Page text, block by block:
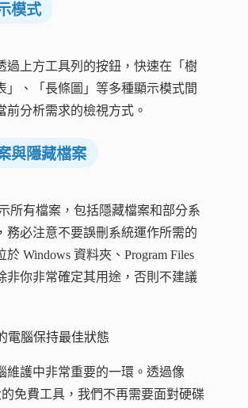
模式
過上方工具列的按鈕，快速在「樹
」、「長條圖」等多種顯示模式間
前分析需求的檢視方式。
與隱藏檔案
所有檔案，包括隱藏檔案和部分系
務必注意不要誤刪系統運作所需的
Windows 資料夾、Program Files
非你非常確定其用途，否則不建議
電腦保持最佳狀態
維護中非常重要的一環。透過像
免費工具，我們不再需要面對硬碟